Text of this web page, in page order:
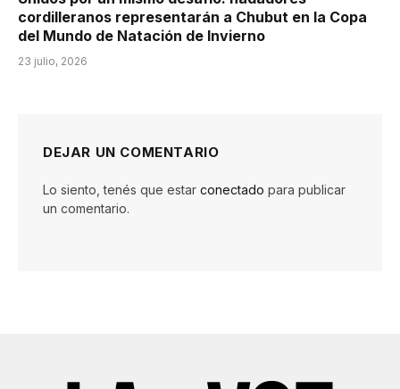
cordilleranos representarán a Chubut en la Copa
del Mundo de Natación de Invierno
23 julio, 2026
DEJAR UN COMENTARIO
Lo siento, tenés que estar conectado para publicar
un comentario.